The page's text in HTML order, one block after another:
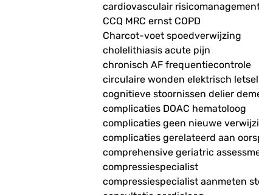
cardiovasculair
CCQ MRC ernst COPD
Charcot-voet spoedverwijzing
cholelithiasis acute pijn
chronisch AF frequentiecontrole
circulaire wonden elektrisch letsel
cognitieve stoornissen delier
complicaties DOAC hematoloog
complicaties geen nieuwe
complicaties gerelateerd aan
comprehensive geriatric
compressiespecialist
compressiespecialist aanmeten